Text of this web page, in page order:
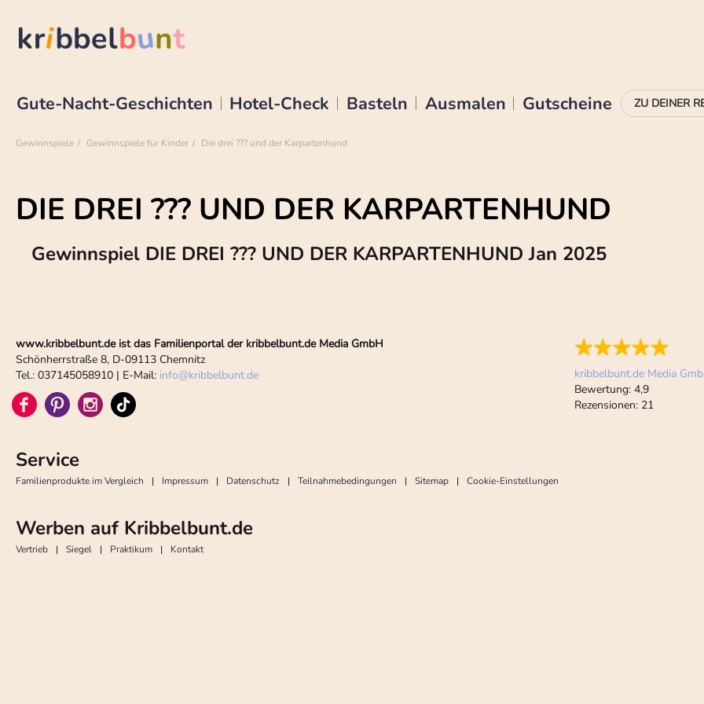
Gute-Nacht-Geschichten Hotel-Check Basteln Ausmalen Gutscheine
Gewinnspiele Gewinnspiele für Kinder Die drei ??? und der Karpartenhund
DIE DREI ??? UND DER KARPARTENHUND
Gewinnspiel DIE DREI ??? UND DER KARPARTENHUND Jan 2025
www.kribbelbunt.de ist das Familienportal der kribbelbunt.de Media GmbH
Schönherrstraße 8, D-09113 Chemnitz
Tel.: 037145058910 | E-Mail: info@kribbelbunt.de
Service
Familienprodukte im Vergleich Impressum Datenschutz Teilnahmebedingungen Sitemap Cookie-Einstellungen
Werben auf Kribbelbunt.de
Vertrieb Siegel Praktikum Kontakt
kribbelbunt.de Media
Bewertung: 4,9
Rezensionen: 21